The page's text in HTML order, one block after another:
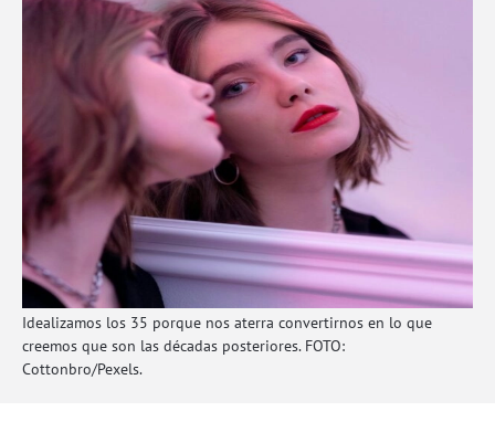
Idealizamos los 35 porque nos aterra convertirnos en lo que
creemos que son las décadas posteriores. FOTO:
Cottonbro/Pexels.